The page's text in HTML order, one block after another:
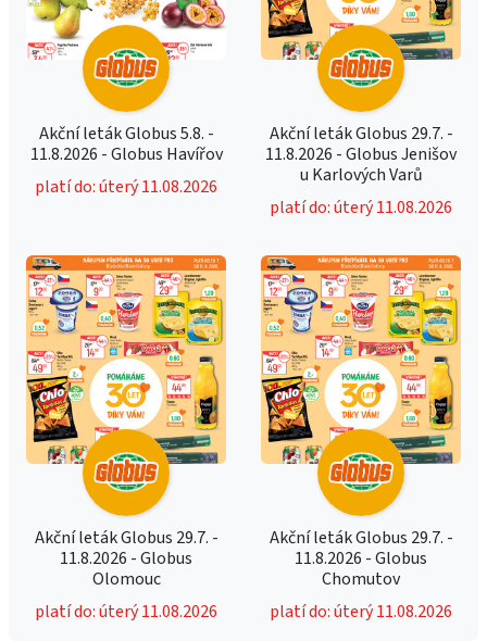
Akční leták Globus 5.8. -
11.8.2026 - Globus Havířov
platí do: úterý 11.08.2026
Akční leták Globus 29.7. -
11.8.2026 - Globus Jenišov
u Karlových Varů
platí do: úterý 11.08.2026
Akční leták Globus 29.7. -
11.8.2026 - Globus
Olomouc
platí do: úterý 11.08.2026
Akční leták Globus 29.7. -
11.8.2026 - Globus
Chomutov
platí do: úterý 11.08.2026